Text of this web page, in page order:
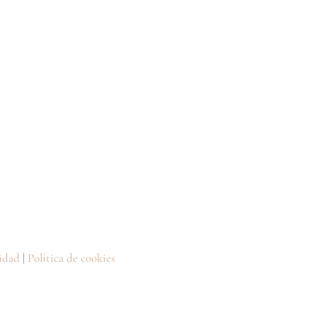
| Política de cookies